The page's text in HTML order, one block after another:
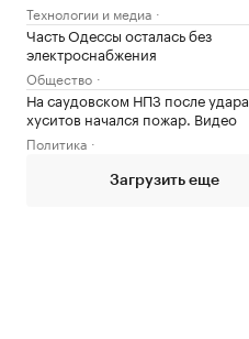
Технологии и медиа
Часть Одессы осталась без
электроснабжения
Общество
На саудовском НПЗ после удара
хуситов начался пожар. Видео
Политика
Загрузить еще